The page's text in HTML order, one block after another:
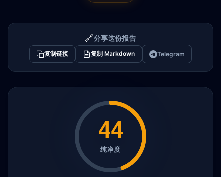
🔗分享这份报告
复制链接 复制 Markdown Telegram
44
纯净度